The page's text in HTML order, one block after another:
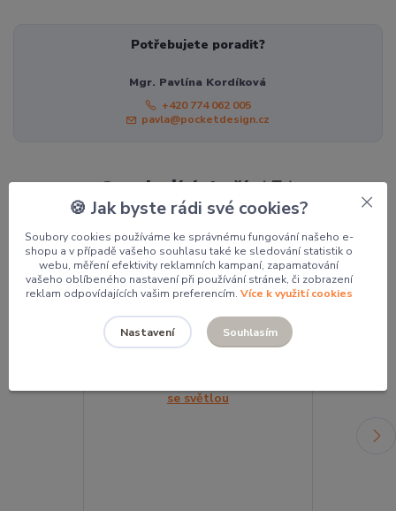
Potřebujete poradit?
Mgr. Pavlína Kordíková
+420 774 062 005
pavla@pocketdesign.cz
Související zboží 7
🍪 Jak byste rádi své cookies?
Soubory cookies používáme ke správnému fungování našeho e-
shopu a v případě vašeho souhlasu také ke sledování statistik o
webu, měření efektivity reklamních kampaní, zapamatování
vašeho oblíbeného nastavení při používání stránek, či zobrazení
reklam odpovídajících vašim preferencím. Více k využití cookies
Nastavení Souhlasím